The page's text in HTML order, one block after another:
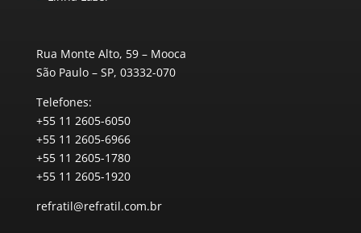
Rua Monte Alto, 59 – Mooca
São Paulo – SP, 03332-070
Telefones:
+55 11 2605-6050
+55 11 2605-6966
+55 11 2605-1780
+55 11 2605-1920
refratil@refratil.com.br